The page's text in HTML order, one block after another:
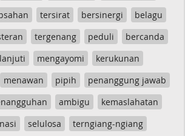
tersirat bersinergi
belagu
tergenang peduli
bercanda
mengayomi
kerukunan
menawan pipih
penanggung jawab
ambigu
kemaslahatan
selulosa
terngiang-ngiang